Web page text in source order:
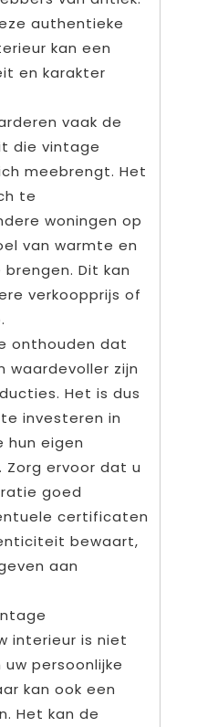
authentieke
kan een
en karakter
vaak de
die vintage
meebrengt. Het
te
woningen op
van warmte en
Dit kan
verkoopprijs of
onthouden dat
waardevoller zijn
Het is dus
investeren in
hun eigen
Zorg ervoor dat u
goed
certificaten
bewaart,
aan
interieur is niet
persoonlijke
kan ook een
Het kan de